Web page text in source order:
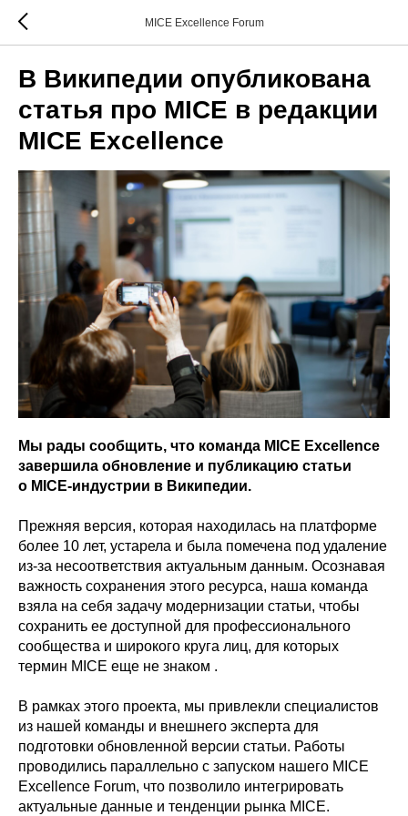
MICE Excellence Forum
В Википедии опубликована
статья про MICE в редакции
MICE Excellence
Мы рады сообщить, что команда MICE Excellence
завершила обновление и публикацию статьи
о MICE-индустрии в Википедии.
Прежняя версия, которая находилась на платформе
более 10 лет, устарела и была помечена под удаление
из-за несоответствия актуальным данным. Осознавая
важность сохранения этого ресурса, наша команда
взяла на себя задачу модернизации статьи, чтобы
сохранить ее доступной для профессионального
сообщества и широкого круга лиц, для которых
термин MICE еще не знаком .
В рамках этого проекта, мы привлекли специалистов
из нашей команды и внешнего эксперта для
подготовки обновленной версии статьи. Работы
проводились параллельно с запуском нашего MICE
Excellence Forum, что позволило интегрировать
актуальные данные и тенденции рынка MICE.